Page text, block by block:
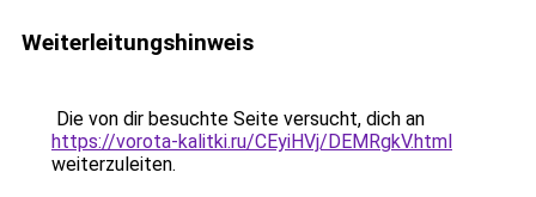
Weiterleitungshinweis
Die von dir besuchte Seite versucht, dich an
https://vorota-kalitki.ru/CEyiHVj/DEMRgkV.html
weiterzuleiten.